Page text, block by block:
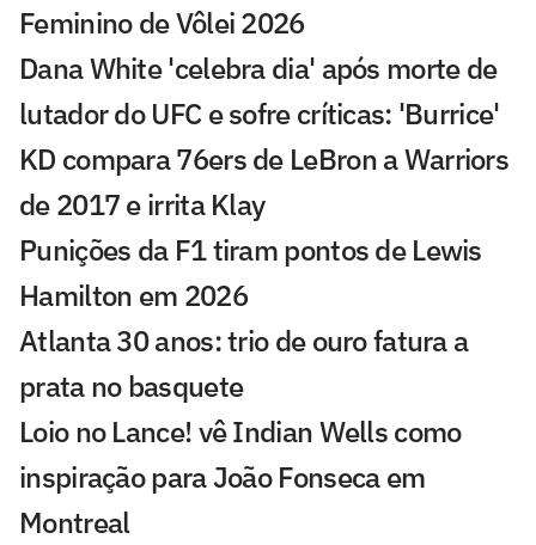
Feminino de Vôlei 2026
Dana White 'celebra dia' após morte de
lutador do UFC e sofre críticas: 'Burrice'
KD compara 76ers de LeBron a Warriors
de 2017 e irrita Klay
Punições da F1 tiram pontos de Lewis
Hamilton em 2026
Atlanta 30 anos: trio de ouro fatura a
prata no basquete
Loio no Lance! vê Indian Wells como
inspiração para João Fonseca em
Montreal